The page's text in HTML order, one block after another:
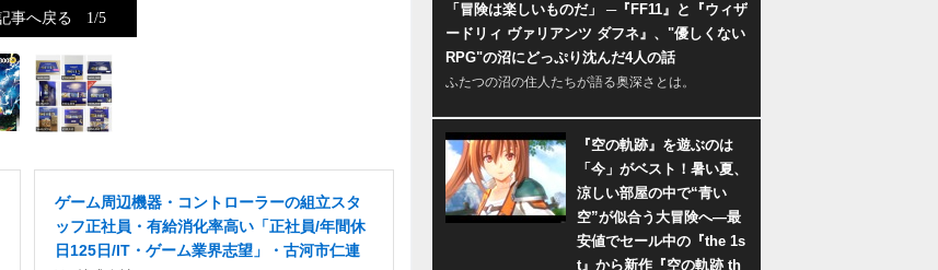
事へ戻る 1/5
ゲーム周辺機器・コントローラーの組立スタ
ッフ正社員・有給消化率高い「正社員/年間休
日125日/IT・ゲーム業界志望」・古河市仁連
「冒険は楽しいものだ」 ─『FF11』と『ウィザ
ードリィ ヴァリアンツ ダフネ』、"優しくない
RPG"の沼にどっぷり沈んだ4人の話
ふたつの沼の住人たちが語る奥深さとは。
『空の軌跡』を遊ぶのは
「今」がベスト！暑い夏、
涼しい部屋の中で“青い
空”が似合う大冒険へ―最
安値でセール中の『the 1s
t』から新作『空の軌跡 th